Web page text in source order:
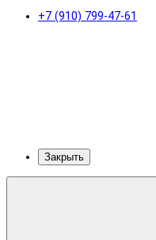
+7 (910) 799-47-61
Закрыть